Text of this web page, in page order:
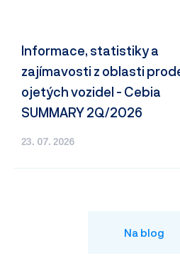
23. 07. 2026
Informace, statistiky a
zajímavosti z oblasti
ojetých vozidel - Cebia
SUMMARY 2Q/2026
Na blog